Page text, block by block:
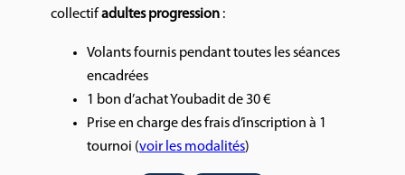
collectifadultes progression :
Volants fournis pendant toutes les séances
encadrées
1 bon d’achat Youbadit de 30 €
Prise en charge des frais d’inscription à 1
tournoi (voir les modalités)